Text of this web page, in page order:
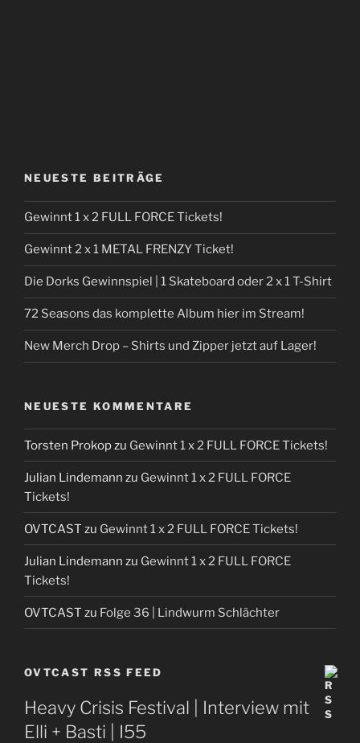
NEUESTE BEITRÄGE
Gewinnt 1 x 2 FULL FORCE Tickets!
Gewinnt 2 x 1 METAL FRENZY Ticket!
Die Dorks Gewinnspiel | 1 Skateboard oder 2 x 1 T-Shirt
72 Seasons das komplette Album hier im Stream!
New Merch Drop – Shirts und Zipper jetzt auf Lager!
NEUESTE KOMMENTARE
Torsten Prokopzu Gewinnt 1 x 2 FULL FORCE Tickets!
Julian Lindemann zu Gewinnt 1 x 2 FULL FORCE
Tickets!
OVTCAST zu Gewinnt 1 x 2 FULL FORCE Tickets!
Julian Lindemann zu Gewinnt 1 x 2 FULL FORCE
Tickets!
OVTCAST zu Folge 36 | Lindwurm Schlächter
OVTCAST RSS FEED
Heavy Crisis Festival | Interview mit
Elli + Basti | I55